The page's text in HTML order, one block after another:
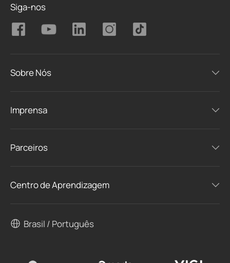
Siga-nos
Sobre Nós
Imprensa
Parceiros
Centro de Aprendizagem
Brasil / Português